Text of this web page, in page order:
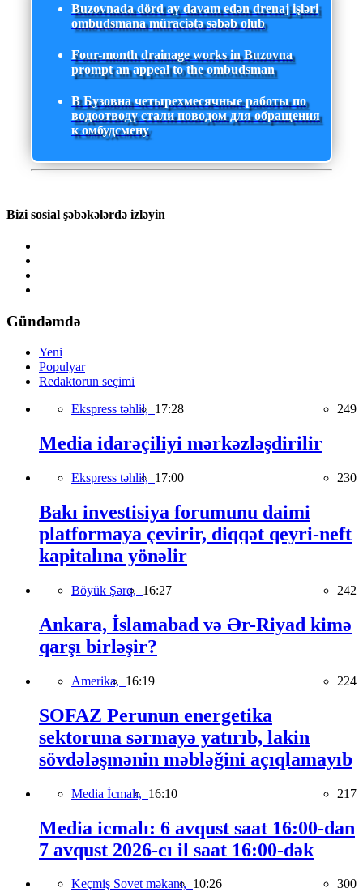
Buzovnada dörd ay davam edən drenaj işləri
ombudsmana müraciətə səbəb olub
Four-month drainage works in Buzovna
prompt an appeal to the ombudsman
В Бузовна четырехмесячные работы по
водоотводу стали поводом для обращения
к омбудсмену
Bizi sosial şəbəkələrdə izləyin
Gündəmdə
Yeni
Populyar
Redaktorun seçimi
Ekspress təhlil, 17:28 249
Media idarəçiliyi mərkəzləşdirilir
Ekspress təhlil, 17:00 230
Bakı investisiya forumunu daimi
platformaya çevirir, diqqət qeyri-neft
kapitalına yönəlir
Böyük Şərq, 16:27 242
Ankara, İslamabad və Ər-Riyad kimə
qarşı birləşir?
Amerika, 16:19 224
SOFAZ Perunun energetika
sektoruna sərmayə yatırıb, lakin
sövdələşmənin məbləğini açıqlamayıb
Media İcmalı, 16:10 217
Media icmalı: 6 avqust saat 16:00-dan
7 avqust 2026-cı il saat 16:00-dək
Keçmiş Sovet məkanı, 10:26 300